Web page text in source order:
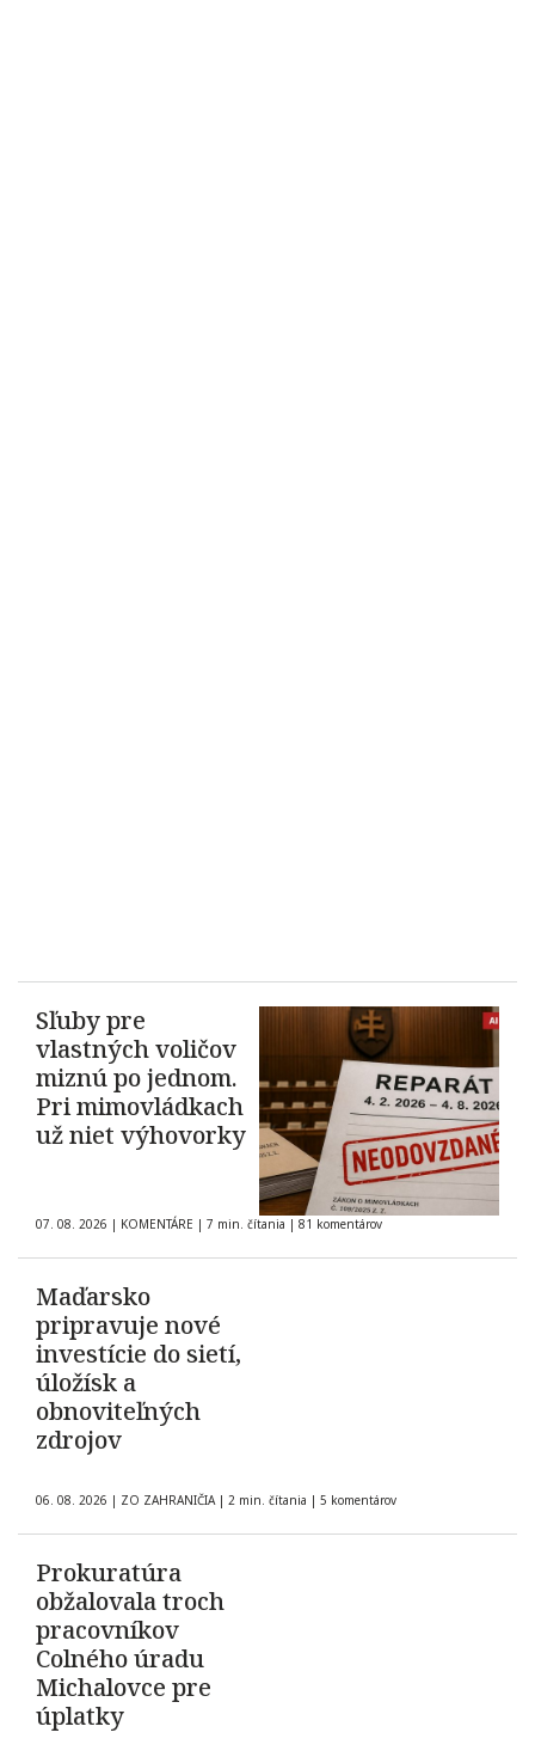
Sľuby pre
vlastných voličov
miznú po jednom.
Pri mimovládkach
už niet výhovorky
07. 08. 2026 | KOMENTÁRE | 7 min. čítania | 81 komentárov
Maďarsko
pripravuje nové
investície do sietí,
úložísk a
obnoviteľných
zdrojov
06. 08. 2026 | ZO ZAHRANIČIA | 2 min. čítania | 5 komentárov
Prokuratúra
obžalovala troch
pracovníkov
Colného úradu
Michalovce pre
úplatky